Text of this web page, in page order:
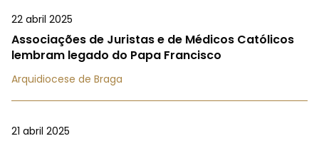
22 abril 2025
Associações de Juristas e de Médicos Católicos
lembram legado do Papa Francisco
Arquidiocese de Braga
21 abril 2025